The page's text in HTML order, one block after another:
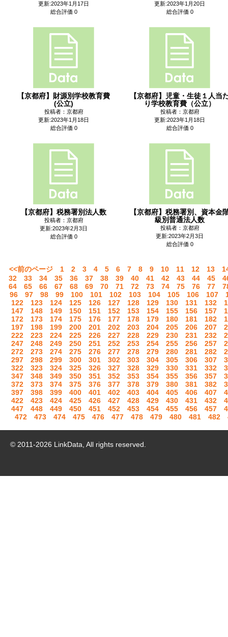
更新:2023年1月17日
総合評価 0
更新:2023年1月20日
総合評価 0
【京都府】財源別学校教育費
(公立)
投稿者：京都府
更新:2023年1月18日
総合評価 0
【京都府】児童・生徒１人当
り学校教育費（公立）
投稿者：京都府
更新:2023年1月18日
総合評価 0
【京都府】税務署別法人数
投稿者：京都府
更新:2023年2月3日
総合評価 0
【京都府】税務署別、資本金
級別普通法人数
投稿者：京都府
更新:2023年2月3日
総合評価 0
<<前のページ 1 2 3 4 5 6 7 8 9 10 11 12 13
32
33 34 35 36 37 38 39 40 41 42 43 44 45
64
65 66 67 68 69 70 71 72 73 74 75 76 77
96
97 98 99 100 101 102 103 104 105 106 107
122
123 124 125 126 127 128 129 130 131 132
147
148 149 150 151 152 153 154 155 156 157
172
173 174 175 176 177 178 179 180 181 182
197
198 199 200 201 202 203 204 205 206 207
222
223 224 225 226 227 228 229 230 231 232
247
248 249 250 251 252 253 254 255 256 257
272
273 274 275 276 277 278 279 280 281 282
297
298 299 300 301 302 303 304 305 306 307
322
323 324 325 326 327 328 329 330 331 332
347
348 349 350 351 352 353 354 355 356 357
372
373 374 375 376 377 378 379 380 381 382
397
398 399 400 401 402 403 404 405 406 407
422
423 424 425 426 427 428 429 430 431 432
447
448 449 450 451 452 453 454 455 456 457
472
473 474 475 476 477 478 479 480 481 482
© 2011-2026 LinkData, All rights reserved.